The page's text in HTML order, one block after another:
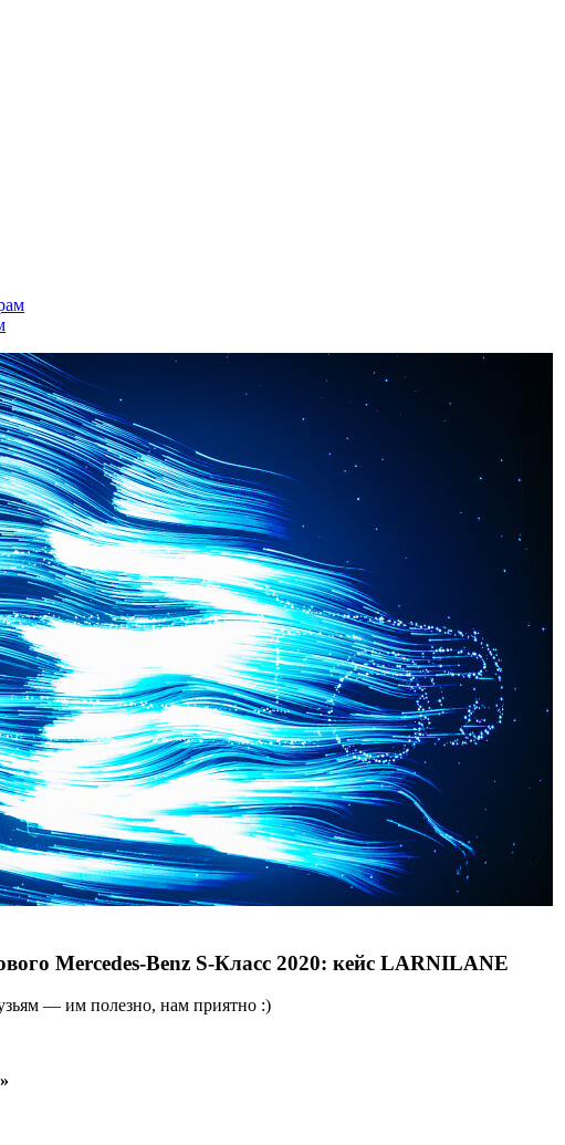
Mercedes-Benz S-Класс 2020: кейс LARNILANE
— им полезно, нам приятно :)